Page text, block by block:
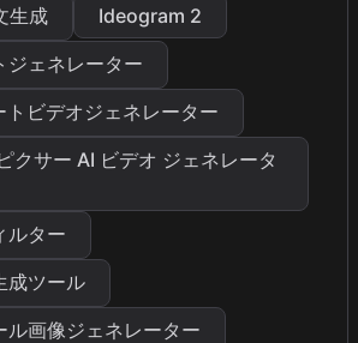
生成
Ideogram 2
ジェネレーター
トビデオジェネレーター
クサー AI ビデオ ジェネレータ
ルター
成ツール
ル画像ジェネレーター